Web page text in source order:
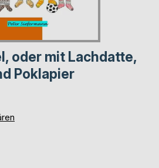
oder mit Lachdatte,
Poklapier